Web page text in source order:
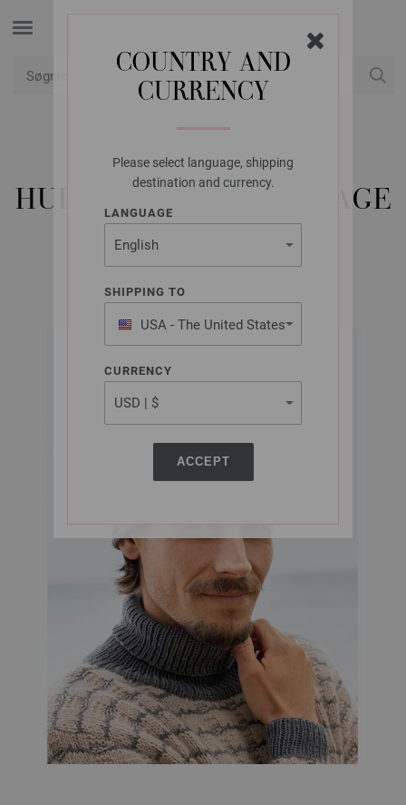
COUNTRY AND
CURRENCY
Please select language, shipping
destination and currency.
LANGUAGE
SHIPPING TO
USA - The United States
of America
CURRENCY
ACCEPT
LANA GROSSA
HUE COOL WOOL VINTAGE
Classici No. 29 | Model 45